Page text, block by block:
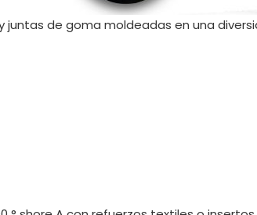
juntas de goma moldeadas en una